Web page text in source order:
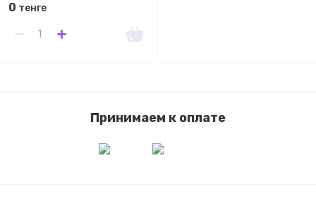
0 тенге
Принимаем к оплате